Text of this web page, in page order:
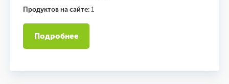
Продуктов на сайте: 1
Подробнее